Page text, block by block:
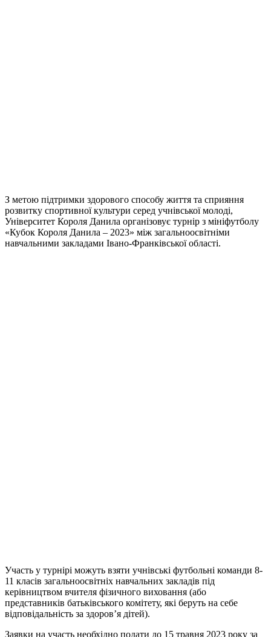
З метою підтримки здорового способу життя та сприяння
розвитку спортивної культури серед учнівської молоді,
Університет Короля Данила організовує турнір з мініфутболу
«Кубок Короля Данила – 2023» між загальноосвітніми
навчальними закладами Івано-Франківської області.
Участь у турнірі можуть взяти учнівські футбольні команди 8-
11 класів загальноосвітніх навчальних закладів під
керівництвом вчителя фізичного виховання (або
представників батьківського комітету, які беруть на себе
відповідальність за здоров’я дітей).
Заявки на участь необхідно подати до 15 травня 2023 року за